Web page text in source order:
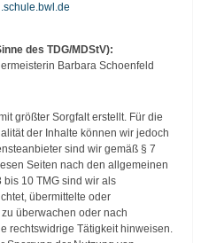
des TDG/MDStV):
Barbara Schoenfeld
größter Sorgfalt erstellt. Für die
der Inhalte können wir jedoch
sind wir gemäß § 7
Seiten nach den allgemeinen
10 TMG sind wir als
übermittelte oder
überwachen oder nach
rechtswidrige Tätigkeit hinweisen.